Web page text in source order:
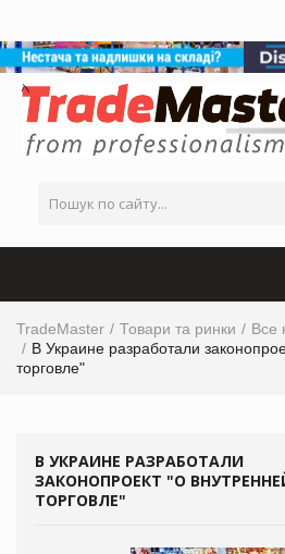
TradeMaster Товари та ринки
Все
В Украине разработали
торговле"
В УКРАИНЕ РАЗРАБОТАЛИ
ЗАКОНОПРОЕКТ "О
ТОРГОВЛЕ"